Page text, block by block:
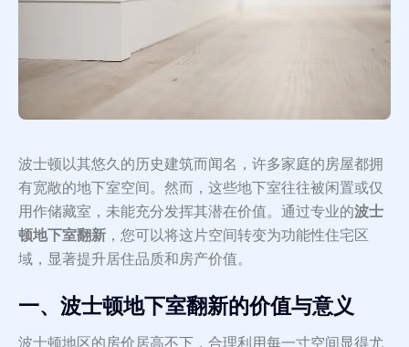
波士顿以其悠久的历史建筑而闻名，许多家庭的房屋都拥
有宽敞的地下室空间。然而，这些地下室往往被闲置或仅
用作储藏室，未能充分发挥其潜在价值。通过专业的波士
顿地下室翻新 ，您可以将这片空间转变为功能性住宅区
域，显著提升居住品质和房产价值。
一、波士顿地下室翻新的价值与意义
波士顿地区的房价居高不下，合理利用每一寸空间显得尤